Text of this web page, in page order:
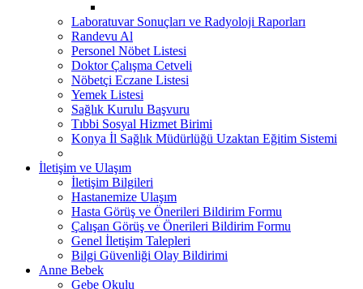
Laboratuvar Sonuçları ve Radyoloji Raporları
Randevu Al
Personel Nöbet Listesi
Doktor Çalışma Cetveli
Nöbetçi Eczane Listesi
Yemek Listesi
Sağlık Kurulu Başvuru
Tıbbi Sosyal Hizmet Birimi
Konya İl Sağlık Müdürlüğü Uzaktan Eğitim Sistemi
İletişim ve Ulaşım
İletişim Bilgileri
Hastanemize Ulaşım
Hasta Görüş ve Önerileri Bildirim Formu
Çalışan Görüş ve Önerileri Bildirim Formu
Genel İletişim Talepleri
Bilgi Güvenliği Olay Bildirimi
Anne Bebek
Gebe Okulu